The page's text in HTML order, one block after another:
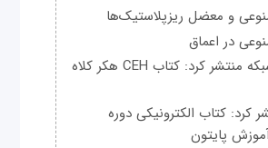
و معضل ریزپلاستیک‌ها
در اعماق
ماهنامه شبکه منتشر کرد: کتاب CEH هکر کلاه
کرد: کتاب الکترونیکی دوره
پایتون